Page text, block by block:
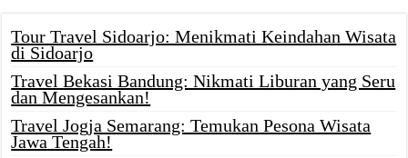
Tour Travel Sidoarjo: Menikmati Keindahan Wisata
di Sidoarjo
Travel Bekasi Bandung: Nikmati Liburan yang Seru
dan Mengesankan!
Travel Jogja Semarang: Temukan Pesona Wisata
Jawa Tengah!